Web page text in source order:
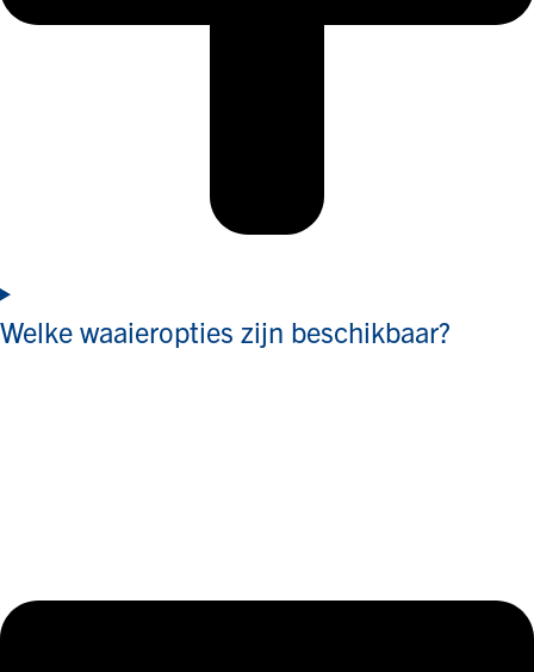
Welke waaieropties zijn beschikbaar?